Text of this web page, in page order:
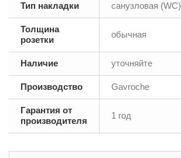
Тип накладки санузловая (WC)
Толщина
розетки
обычная
Наличие уточняйте
Производство Gavroche
Гарантия от
производителя
1 год